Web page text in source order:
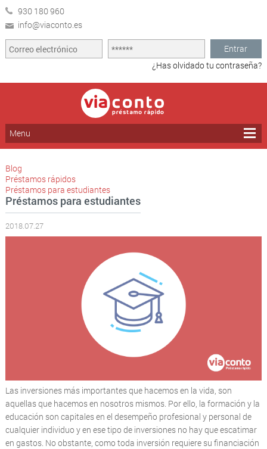
930 180 960
info@viaconto.es
Entrar
¿Has olvidado tu contraseña?
Menu
Blog
Préstamos rápidos
Préstamos para estudiantes
Préstamos para estudiantes
2018.07.27
Las inversiones más importantes que hacemos en la vida, son
aquellas que hacemos en nosotros mismos. Por ello, la formación y la
educación son capitales en el desempeño profesional y personal de
cualquier individuo y en ese tipo de inversiones no hay que escatimar
en gastos. No obstante, como toda inversión requiere su financiación